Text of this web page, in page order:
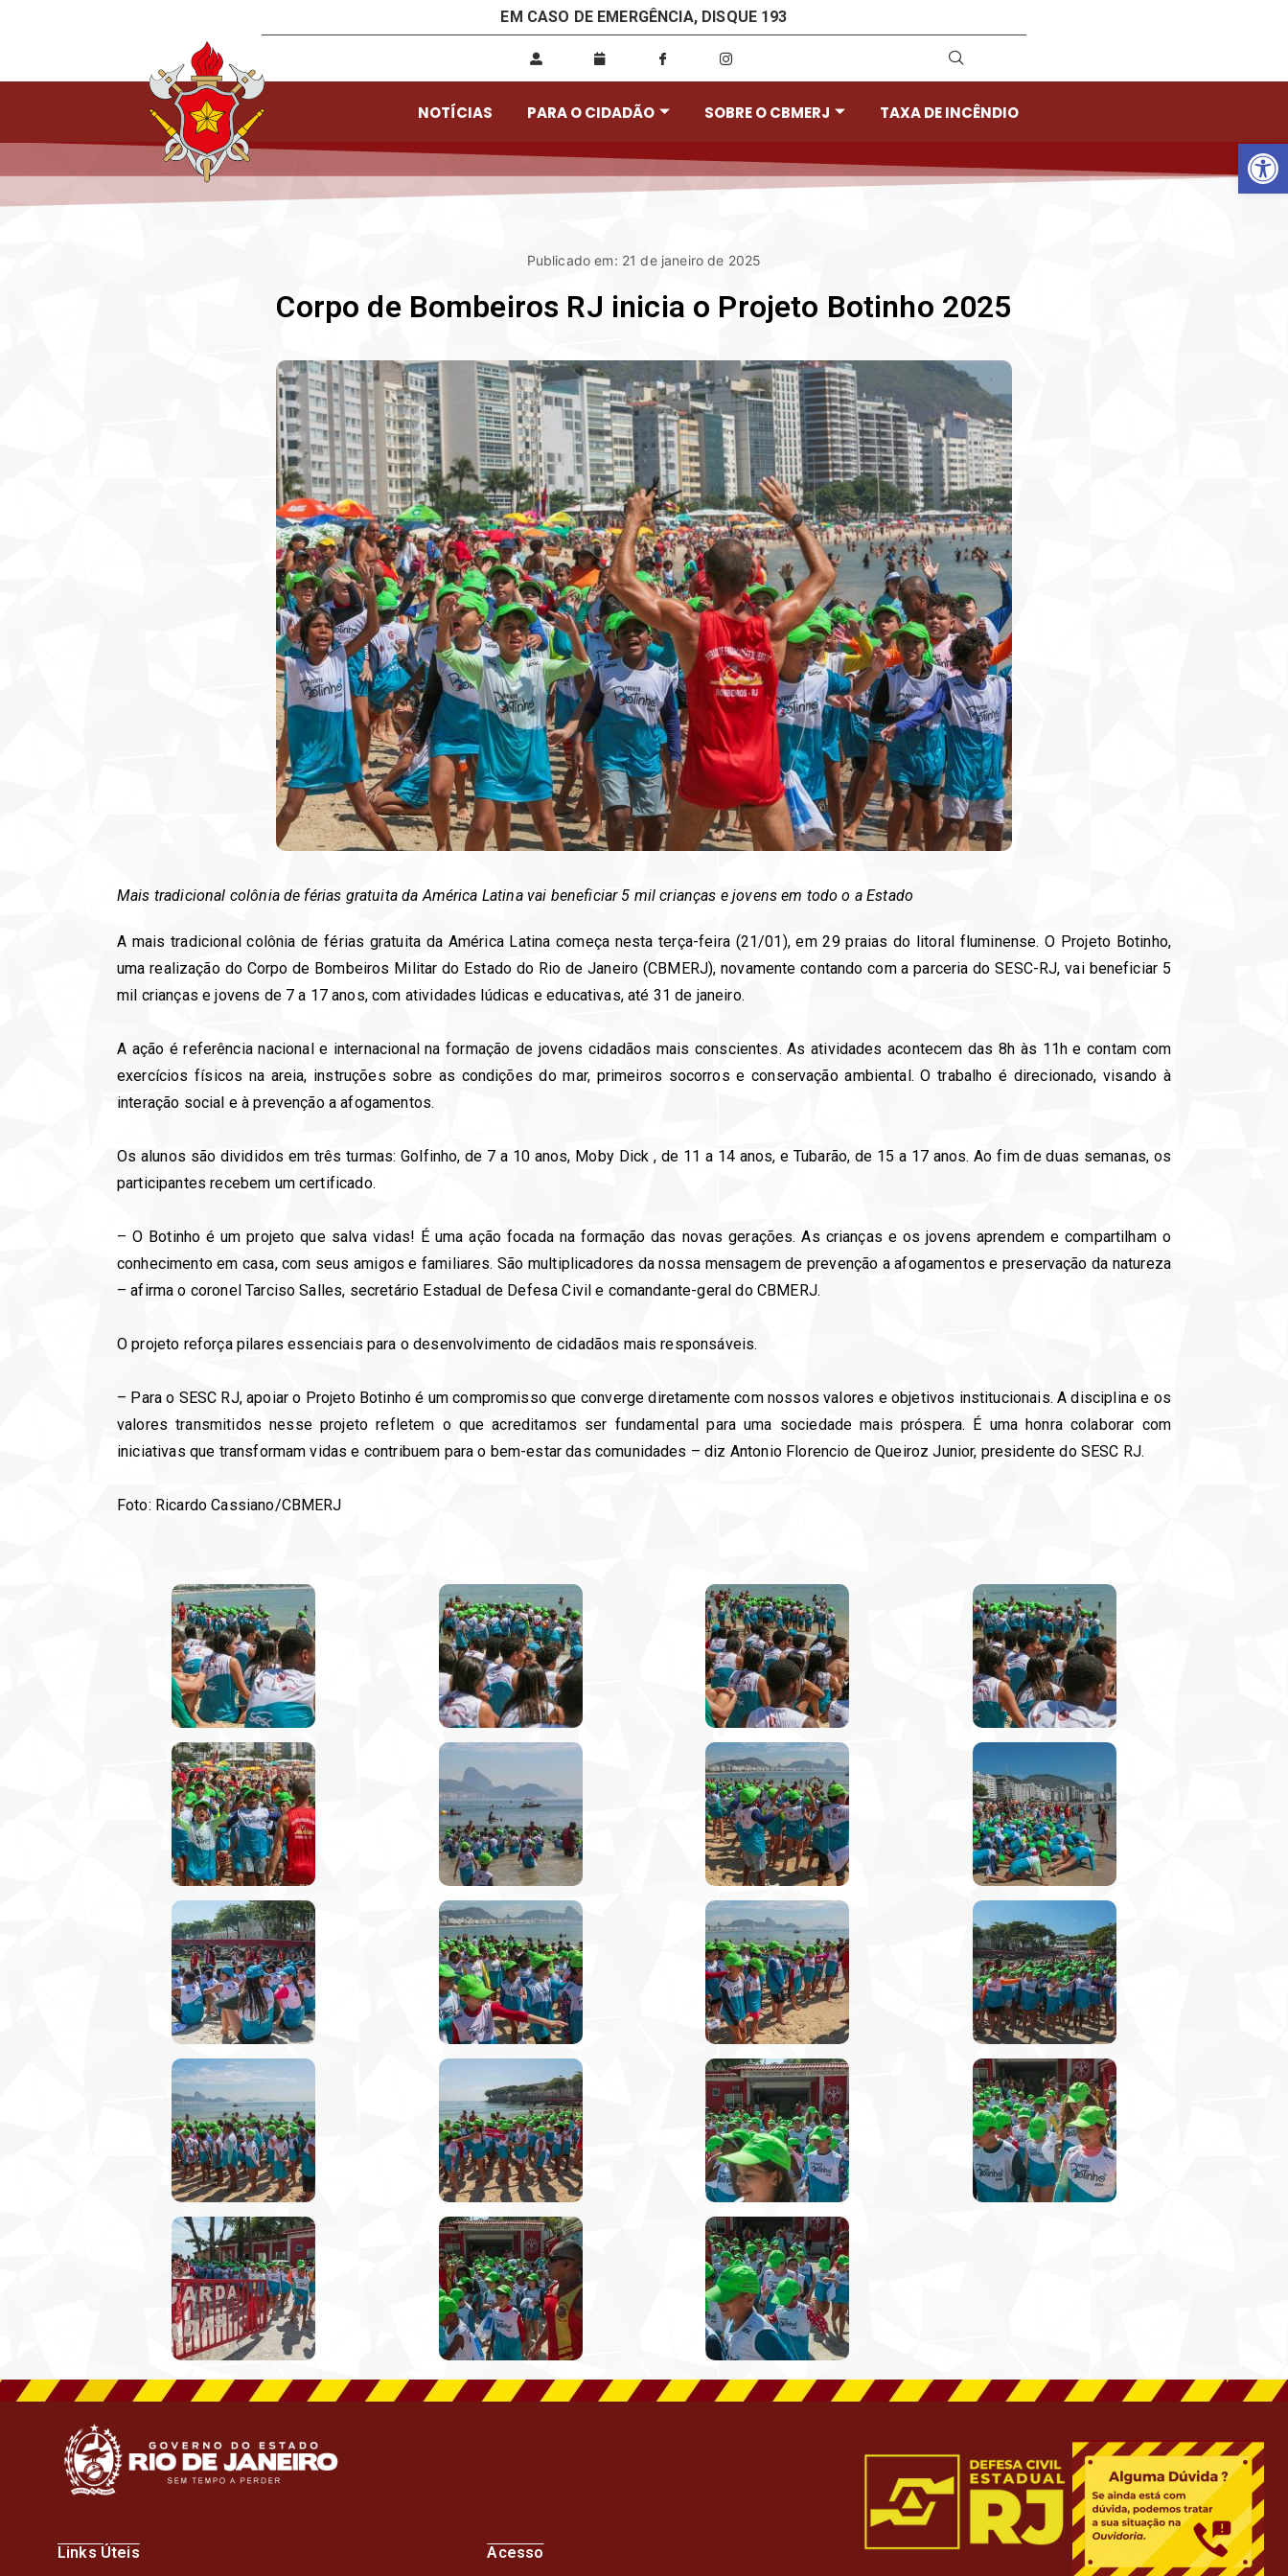
EM CASO DE EMERGÊNCIA, DISQUE 193
NOTÍCIAS PARA O CIDADÃO SOBRE O CBMERJ TAXA DE INCÊNDIO
Publicado em: 21 de janeiro de 2025
Corpo de Bombeiros RJ inicia o Projeto Botinho 2025
Mais tradicional colônia de férias gratuita da América Latina vai beneficiar 5 mil crianças e jovens em todo o a Estado
A mais tradicional colônia de férias gratuita da América Latina começa nesta terça-feira (21/01), em 29 praias do litoral fluminense. O Projeto Botinho,
uma realização do Corpo de Bombeiros Militar do Estado do Rio de Janeiro (CBMERJ), novamente contando com a parceria do SESC-RJ, vai beneficiar 5
mil crianças e jovens de 7 a 17 anos, com atividades lúdicas e educativas, até 31 de janeiro.
A ação é referência nacional e internacional na formação de jovens cidadãos mais conscientes. As atividades acontecem das 8h às 11h e contam com
exercícios físicos na areia, instruções sobre as condições do mar, primeiros socorros e conservação ambiental. O trabalho é direcionado, visando à
interação social e à prevenção a afogamentos.
Os alunos são divididos em três turmas: Golfinho, de 7 a 10 anos, Moby Dick , de 11 a 14 anos, e Tubarão, de 15 a 17 anos. Ao fim de duas semanas, os
participantes recebem um certificado.
– O Botinho é um projeto que salva vidas! É uma ação focada na formação das novas gerações. As crianças e os jovens aprendem e compartilham o
conhecimento em casa, com seus amigos e familiares. São multiplicadores da nossa mensagem de prevenção a afogamentos e preservação da natureza
– afirma o coronel Tarciso Salles, secretário Estadual de Defesa Civil e comandante-geral do CBMERJ.
O projeto reforça pilares essenciais para o desenvolvimento de cidadãos mais responsáveis.
– Para o SESC RJ, apoiar o Projeto Botinho é um compromisso que converge diretamente com nossos valores e objetivos institucionais. A disciplina e os
valores transmitidos nesse projeto refletem o que acreditamos ser fundamental para uma sociedade mais próspera. É uma honra colaborar com
iniciativas que transformam vidas e contribuem para o bem-estar das comunidades – diz Antonio Florencio de Queiroz Junior, presidente do SESC RJ.
Foto: Ricardo Cassiano/CBMERJ
Links Úteis Acesso